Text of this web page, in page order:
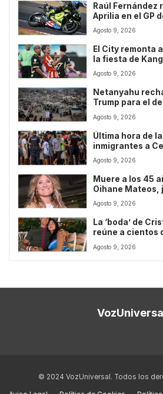
Raúl Fernández
Aprilia en el GP
Agosto 9, 2026
El City remonta
la fiesta de
Agosto 9, 2026
Netanyahu
Trump para el
Agosto 9, 2026
Última hora de
inmigrantes a
Italia ve
reacción de
controles e
fronteras
Agosto 9, 2026
Muere a los 45
Oihane
de Informativos
Agosto 9, 2026
La ‘boda’ de
reúne a cientos
Funchal: así
mientras siguen
Agosto 9, 2026
© 2024 VozUniversal. Todos los